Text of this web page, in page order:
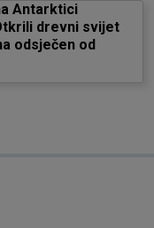
Antarktici
drevni svijet
odsječen od